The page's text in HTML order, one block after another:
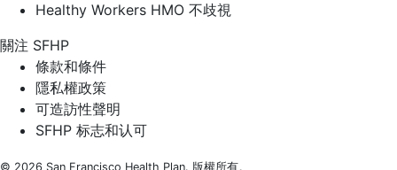
Healthy Workers HMO 不歧視
關注 SFHP
Facebook
Threads
Instagram
LinkedIn
YouTube條款和條件
隱私權政策
可造訪性聲明
SFHP 标志和认可
© 2026 San Francisco Health Plan. 版權所有。